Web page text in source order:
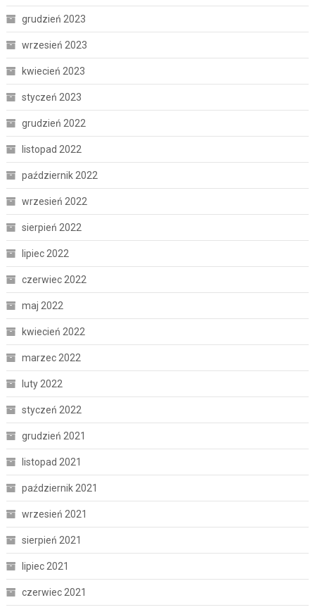
grudzień 2023
wrzesień 2023
kwiecień 2023
styczeń 2023
grudzień 2022
listopad 2022
październik 2022
wrzesień 2022
sierpień 2022
lipiec 2022
czerwiec 2022
maj 2022
kwiecień 2022
marzec 2022
luty 2022
styczeń 2022
grudzień 2021
listopad 2021
październik 2021
wrzesień 2021
sierpień 2021
lipiec 2021
czerwiec 2021